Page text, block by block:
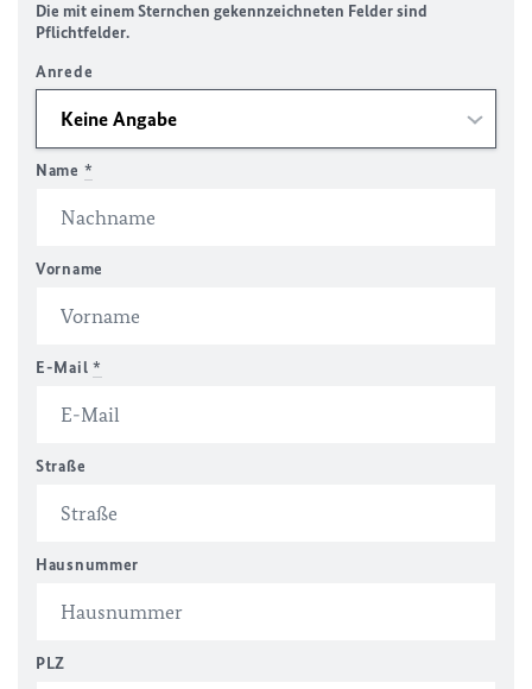
Die mit einem Sternchen gekennzeichneten Felder sind
Pflichtfelder.
Anrede
Name *
Vorname
E-Mail *
Straße
Hausnummer
PLZ